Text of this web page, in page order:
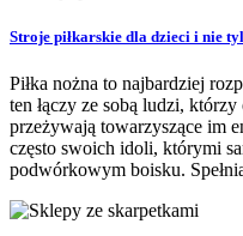
Stroje piłkarskie dla dzieci i nie
Piłka nożna to najbardziej
ten łączy ze sobą ludzi,
przeżywają towarzyszące im
często swoich idoli, którymi
podwórkowym boisku.